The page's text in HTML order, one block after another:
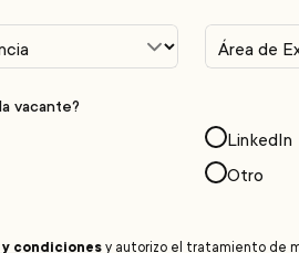
vacante?
LinkedIn
Otro
condicionesy autorizo el tratamiento de